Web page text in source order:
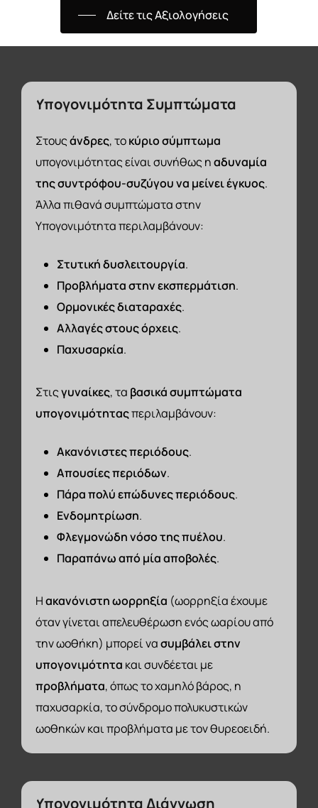
Δείτε τις Αξιολογήσεις
Υπογονιμότητα Συμπτώματα
Στουςάνδρες, τοκύριο σύμπτωμα
υπογονιμότητας είναι συνήθως ηαδυναμία
τηςσυντρόφου-συζύγου να μείνει έγκυος.
Άλλα πιθανά συμπτώματα στην
Υπογονιμότητα περιλαμβάνουν:
Στυτική δυσλειτουργία.
Προβλήματα στην εκσπερμάτιση.
Ορμονικές διαταραχές.
Αλλαγές στους όρχεις.
Παχυσαρκία.
Στιςγυναίκες, τα βασικά συμπτώματα
υπογονιμότηταςπεριλαμβάνουν:
Ακανόνιστες περιόδους.
Απουσίες περιόδων.
Πάρα πολύ επώδυνες περιόδους.
Ενδομητρίωση.
Φλεγμονώδη νόσο της πυέλου.
Παραπάνω από μία αποβολές.
Ηακανόνιστη ωορρηξία (ωορρηξία έχουμε
όταν γίνεται απελευθέρωση ενός ωαρίου από
την ωοθήκη) μπορεί νασυμβάλει στην
υπογονιμότητα και συνδέεται με
προβλήματα, όπως το χαμηλό βάρος, η
παχυσαρκία, το σύνδρομο πολυκυστικών
ωοθηκών και προβλήματα με τον θυρεοειδή.
Υπογονιμότητα Διάγνωση